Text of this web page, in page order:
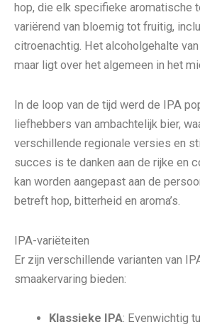
hop, die elk specifieke aromatische
variërend van bloemig tot fruitig,
citroenachtig. Het alcoholgehalte van
maar ligt over het algemeen in het
In de loop van de tijd werd de IPA
liefhebbers van ambachtelijk bier,
verschillende regionale versies en
succes is te danken aan de rijke en
kan worden aangepast aan de
betreft hop, bitterheid en aroma’s.
IPA-variëteiten
Er zijn verschillende varianten van
smaakervaring bieden:
Klassieke IPA: Evenwichtig